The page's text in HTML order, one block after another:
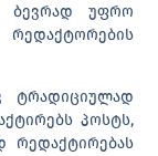
ბევრად უფრო
ტრადიციულად
პოსტს,